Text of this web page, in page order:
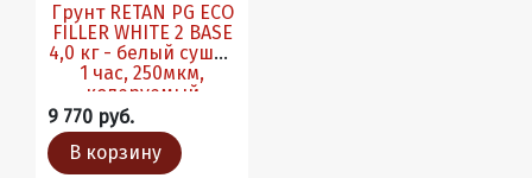
Грунт RETAN PG ECO
FILLER WHITE 2 BASE
4,0 кг - белый сушка
1 час, 250мкм,
колеруемый
9 770 руб.
В корзину